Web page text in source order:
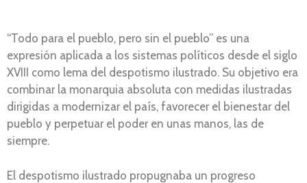
“Todo para el pueblo, pero sin el pueblo” es una
expresión aplicada a los sistemas políticos desde el siglo
XVIII como lema del despotismo ilustrado. Su objetivo era
combinar la monarquia absoluta con medidas ilustradas
dirigidas a modernizar el país, favorecer el bienestar del
pueblo y perpetuar el poder en unas manos, las de
siempre.
El despotismo ilustrado propugnaba un progreso